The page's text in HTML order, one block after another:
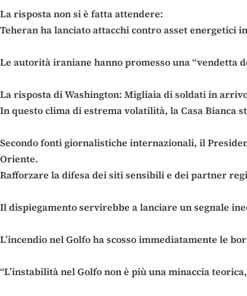
La risposta non si è fatta attendere:
Teheran ha lanciato attacchi contro asset energetici
Le autorità iraniane hanno promesso una “vendetta
La risposta di Washington: Migliaia di soldati in
In questo clima di estrema volatilità, la Casa Bianca
Secondo fonti giornalistiche internazionali, il
Oriente.
Rafforzare la difesa dei siti sensibili e dei partner
Il dispiegamento servirebbe a lanciare un segnale
L’incendio nel Golfo ha scosso immediatamente le
“L’instabilità nel Golfo non è più una minaccia